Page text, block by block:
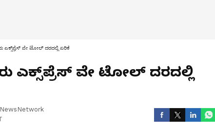
ಎಕ್ಸ್‌ಪ್ರೆಸ್‌ ವೇ ಟೋಲ್ ದರದಲ್ಲಿ ಏರಿಕೆ
ಎಕ್ಸ್‌ಪ್ರೆಸ್‌ ವೇ ಟೋಲ್ ದರದಲ್ಲಿ